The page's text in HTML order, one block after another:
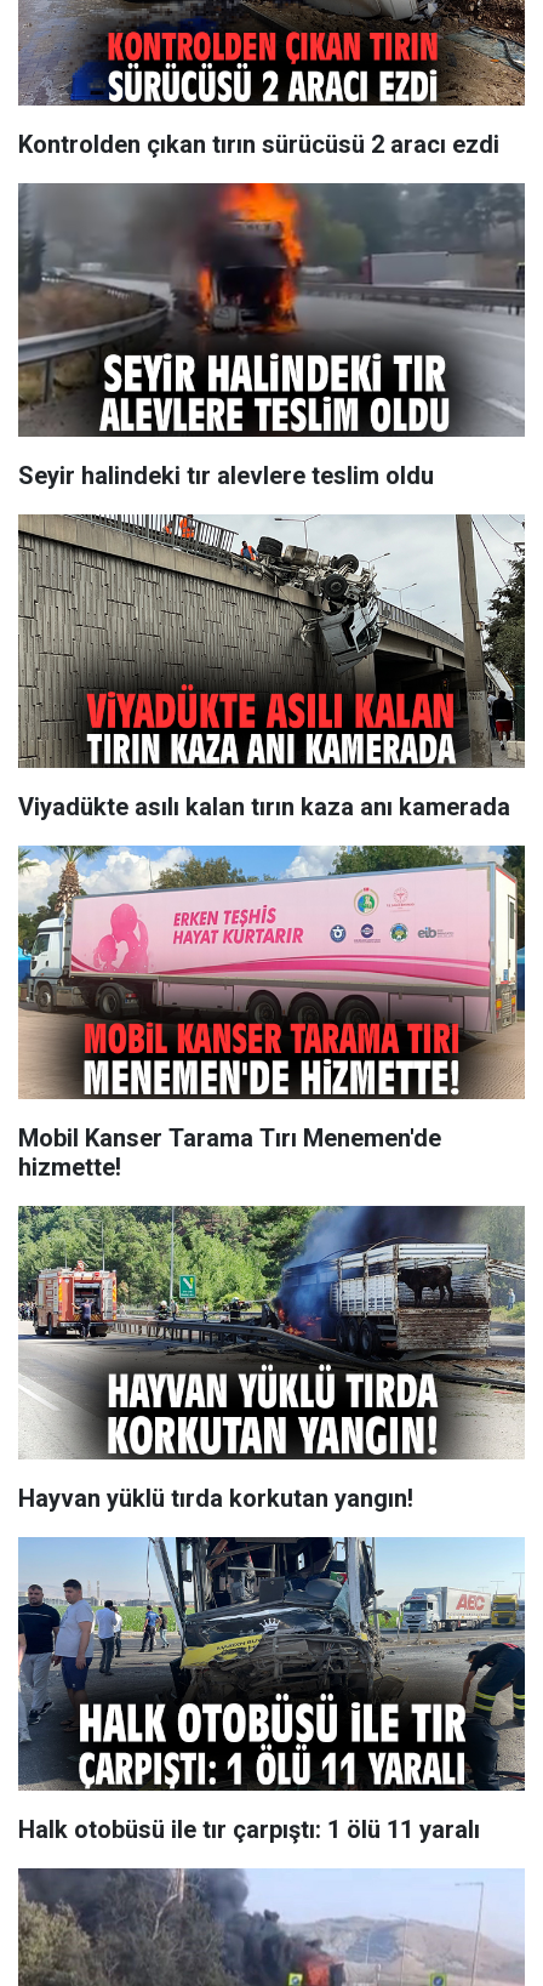
Kontrolden çıkan tırın sürücüsü 2 aracı ezdi
Seyir halindeki tır alevlere teslim oldu
Viyadükte asılı kalan tırın kaza anı kamerada
Mobil Kanser Tarama Tırı Menemen'de
hizmette!
Hayvan yüklü tırda korkutan yangın!
Halk otobüsü ile tır çarpıştı: 1 ölü 11 yaralı